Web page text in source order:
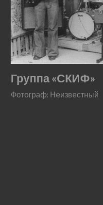
Группа «СКИФ»
Фотограф: Неизвестный